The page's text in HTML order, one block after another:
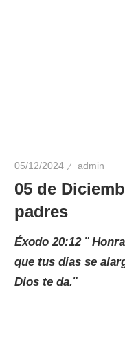
05/12/2024 admin
05 de
padres
Éxodo 20:12 ¨
que tus días se
Dios te da.¨